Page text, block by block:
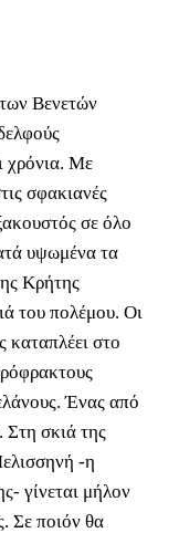
Βενετών
χρόνια. Με
σφακιανές
σε όλο
υψωμένα τα
Κρήτης
του πολέμου. Οι
καταπλέει στο
Ένας από
Στη σκιά της
-η
γίνεται μήλον
Σε ποιόν θα